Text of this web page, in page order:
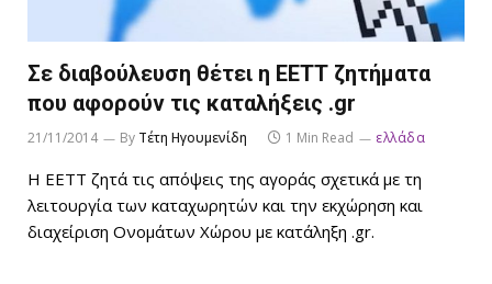
Σε διαβούλευση θέτει η ΕΕΤΤ ζητήματα
που αφορούν τις καταλήξεις .gr
21/11/2014 By Τέτη Ηγουμενίδη 1 Min Read ελλάδα
Η ΕΕΤΤ ζητά τις απόψεις της αγοράς σχετικά με τη
λειτουργία των καταχωρητών και την εκχώρηση και
διαχείριση Ονομάτων Χώρου με κατάληξη .gr.